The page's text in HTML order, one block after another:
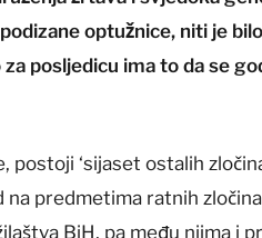
optužnice, niti je
posljedicu ima to da se
postoji ‘sijaset ostalih
na predmetima ratnih
BiH, pa među njima i